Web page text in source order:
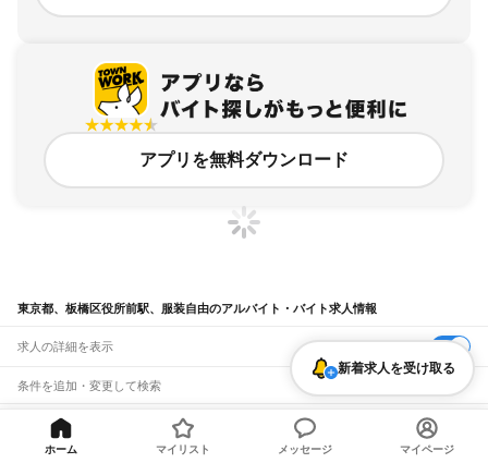
アプリを無料ダウンロード
東京都、板橋区役所前駅、服装自由のアルバイト・バイト求人情報
求人の詳細を表示
条件を追加・変更して検索
市区町村を追加・変更
東京都
関連キーワード
完全在宅ワーク 全国 シール貼り 在宅 現在地周辺ガチャガチャ
犬カフェ
新着求人を受け取る
ホーム マイリスト メッセージ マイページ